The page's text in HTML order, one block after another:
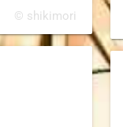
© shikimori